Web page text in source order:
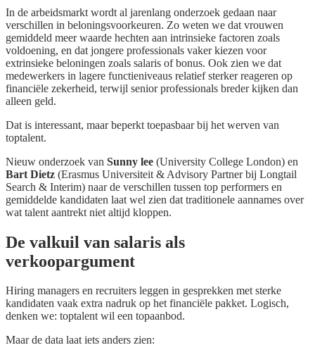
In de arbeidsmarkt wordt al jarenlang onderzoek gedaan naar
verschillen in beloningsvoorkeuren. Zo weten we dat vrouwen
gemiddeld meer waarde hechten aan intrinsieke factoren zoals
voldoening, en dat jongere professionals vaker kiezen voor
extrinsieke beloningen zoals salaris of bonus. Ook zien we dat
medewerkers in lagere functieniveaus relatief sterker reageren op
financiële zekerheid, terwijl senior professionals breder kijken dan
alleen geld.
Dat is interessant, maar beperkt toepasbaar bij het werven van
toptalent.
Nieuw onderzoek van Sunny lee (University College London) en
Bart Dietz (Erasmus Universiteit & Advisory Partner bij Longtail
Search & Interim) naar de verschillen tussen top performers en
gemiddelde kandidaten laat wel zien dat traditionele aannames over
wat talent aantrekt niet altijd kloppen.
De valkuil van salaris als
verkoopargument
Hiring managers en recruiters leggen in gesprekken met sterke
kandidaten vaak extra nadruk op het financiële pakket. Logisch,
denken we: toptalent wil een topaanbod.
Maar de data laat iets anders zien: